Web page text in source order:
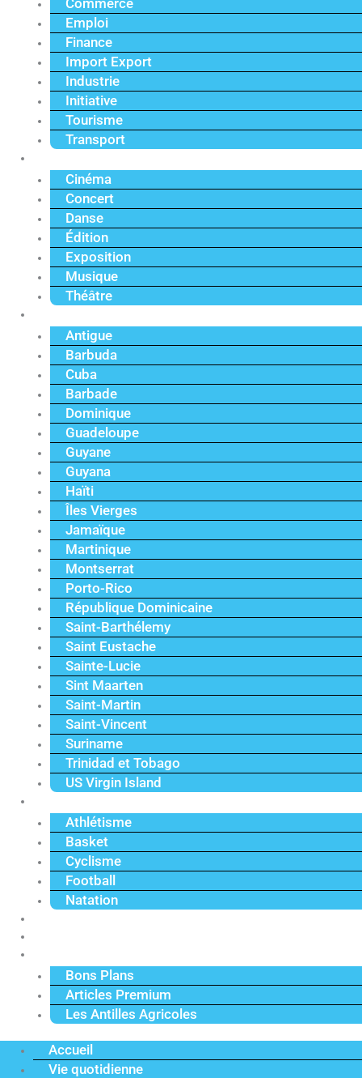
Commerce
Emploi
Finance
Import Export
Industrie
Initiative
Tourisme
Transport
Cinéma
Concert
Danse
Édition
Exposition
Musique
Théâtre
Antigue
Barbuda
Cuba
Barbade
Dominique
Guadeloupe
Guyane
Guyana
Haïti
Îles Vierges
Jamaïque
Martinique
Montserrat
Porto-Rico
République Dominicaine
Saint-Barthélemy
Saint Eustache
Sainte-Lucie
Sint Maarten
Saint-Martin
Saint-Vincent
Suriname
Trinidad et Tobago
US Virgin Island
Athlétisme
Basket
Cyclisme
Football
Natation
Bons Plans
Articles Premium
Les Antilles Agricoles
Accueil
Vie quotidienne